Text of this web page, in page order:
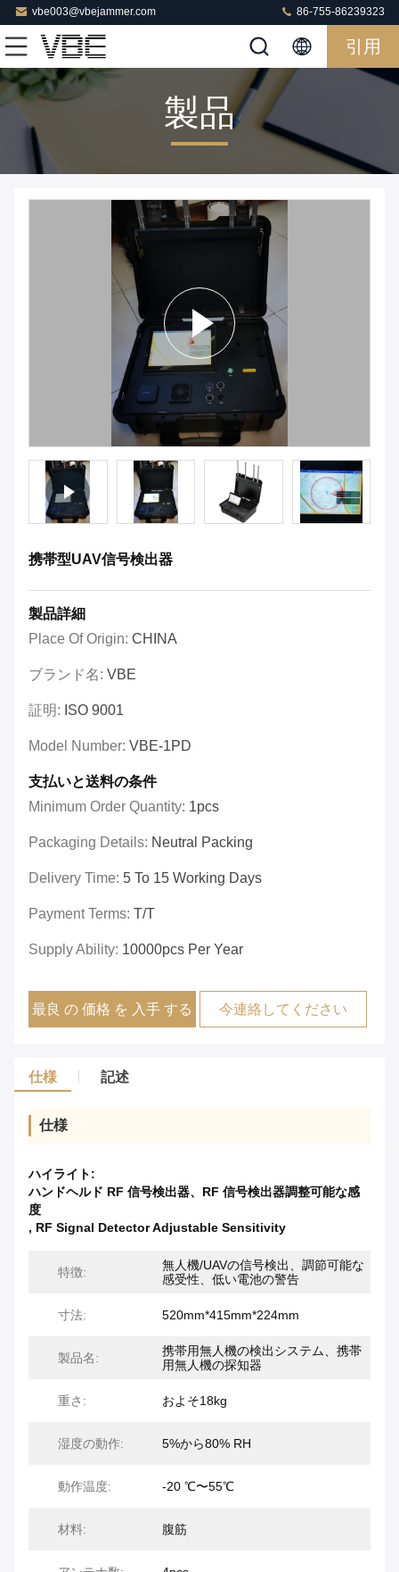
vbe003@vbejammer.com 86-755-86239323
引用
製品
携帯型UAV信号検出器
製品詳細
Place Of Origin: CHINA
ブランド名: VBE
証明: ISO 9001
Model Number: VBE-1PD
支払いと送料の条件
Minimum Order Quantity: 1pcs
Packaging Details: Neutral Packing
Delivery Time: 5 To 15 Working Days
Payment Terms: T/T
Supply Ability: 10000pcs Per Year
最良 の 価格 を 入手 する 今連絡してください
仕様 記述
仕様
ハイライト:
ハンドヘルド RF 信号検出器、RF 信号検出器調整可能な感
度
, RF Signal Detector Adjustable Sensitivity
特徴:
無人機/UAVの信号検出、調節可能な
感受性、低い電池の警告
寸法: 520mm*415mm*224mm
製品名:
携帯用無人機の検出システム、携帯
用無人機の探知器
重さ: およそ18kg
湿度の動作: 5%から80% RH
動作温度: -20 ℃〜55℃
材料: 腹筋